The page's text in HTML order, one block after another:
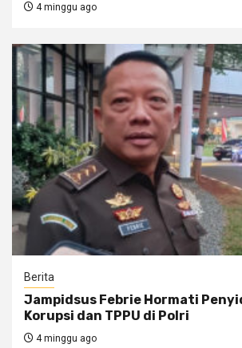
4 minggu ago
Berita
Jampidsus Febrie Hormati
Korupsi dan TPPU di Polri
4 minggu ago